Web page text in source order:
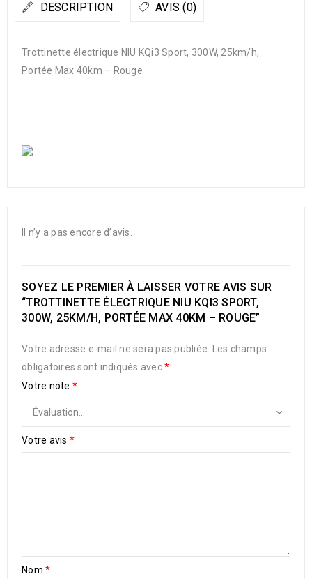
DESCRIPTION AVIS (0)
Trottinette électrique NIU KQi3 Sport, 300W, 25km/h,
Portée Max 40km – Rouge
Il n’y a pas encore d’avis.
SOYEZ LE PREMIER À LAISSER VOTRE AVIS SUR
“TROTTINETTE ÉLECTRIQUE NIU KQI3 SPORT,
300W, 25KM/H, PORTÉE MAX 40KM – ROUGE”
Votre adresse e-mail ne sera pas publiée.
Les champs
obligatoires sont indiqués avec*
Votre note *
Votre avis *
Nom *